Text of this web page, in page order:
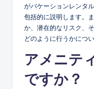
がバケーションレンタ
包括的に説明します。
か、潜在的なリスク、
どのように行うかにつ
アメニテ
ですか？